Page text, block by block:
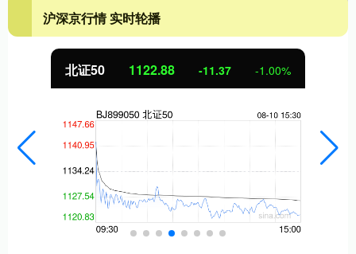
沪深京行情 实时轮播
北证50 1122.88 -11.37 -1.00%